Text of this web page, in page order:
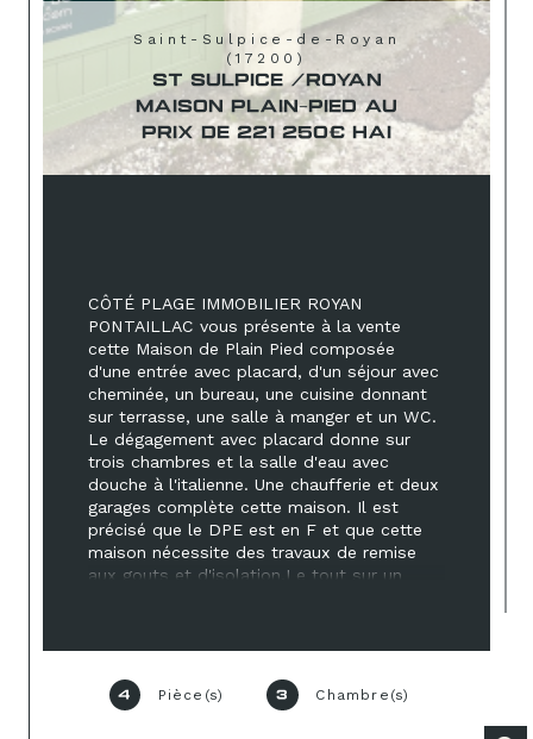
Saint-Sulpice-de-Royan
(17200)
ST SULPICE /ROYAN
MAISON PLAIN-PIED AU
PRIX DE 221 250€ HAI
4 Pièce(s) 3 Chambre(s)
CÔTÉ PLAGE IMMOBILIER ROYAN
PONTAILLAC vous présente à la vente
cette Maison de Plain Pied composée
d'une entrée avec placard, d'un séjour avec
cheminée, un bureau, une cuisine donnant
sur terrasse, une salle à manger et un WC.
Le dégagement avec placard donne sur
trois chambres et la salle d'eau avec
douche à l'italienne. Une chaufferie et deux
garages complète cette maison. Il est
précisé que le DPE est en F et que cette
maison nécessite des travaux de remise
aux gouts et d'isolation.Le tout sur un